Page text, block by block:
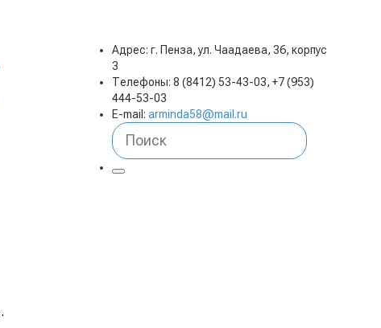
Адрес: г. Пенза, ул. Чаадаева, 36, корпус
3
Телефоны: 8 (8412) 53-43-03, +7 (953)
444-53-03
E-mail:arminda58@mail.ru